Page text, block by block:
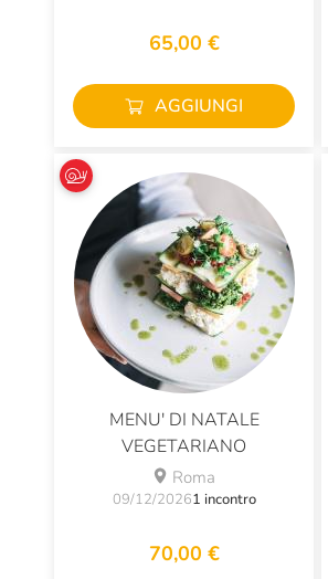
65,00 €
AGGIUNGI
MENU' DI NATALE
VEGETARIANO
Roma
09/12/20261 incontro
70,00 €